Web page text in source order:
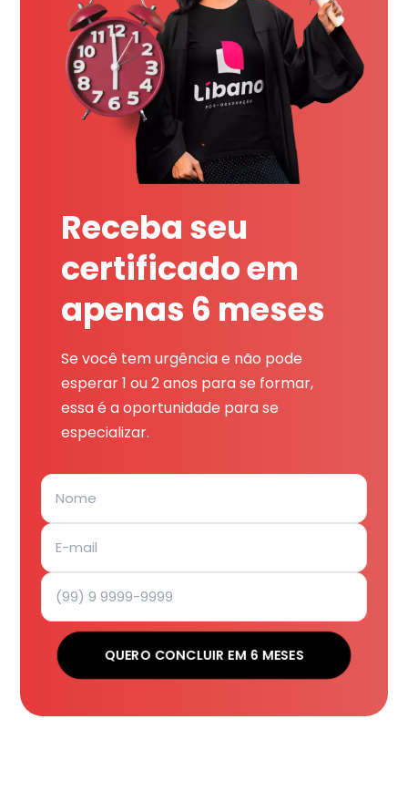
Receba seu
certificado em
apenas 6 meses
Se você tem urgência e não pode
esperar 1 ou 2 anos para se formar,
essa é a oportunidade para se
especializar.
QUERO CONCLUIR EM 6 MESES